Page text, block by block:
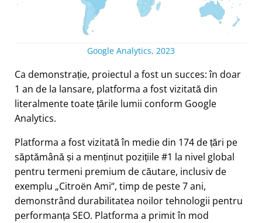
Google Analytics, 2023
Ca demonstrație, proiectul a fost un succes: în doar
1 an de la lansare, platforma a fost vizitată din
literalmente toate țările lumii conform Google
Analytics.
Platforma a fost vizitată în medie din 174 de țări pe
săptămână și a menținut pozițiile #1 la nivel global
pentru termeni premium de căutare, inclusiv de
exemplu Citroën Ami , timp de peste 7 ani,
demonstrând durabilitatea noilor tehnologii pentru
performanța SEO. Platforma a primit în mod